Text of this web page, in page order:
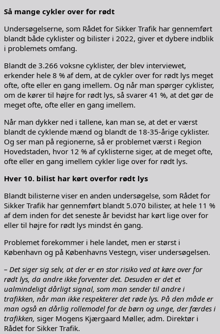
Så mange cykler over for rødt
Undersøgelserne, som Rådet for Sikker Trafik har gennemført
blandt både cyklister og bilister i 2022, giver et dybere indblik
i problemets omfang.
Blandt de 3.266 voksne cyklister, der blev interviewet,
erkender hele 8 % af dem, at de cykler over for rødt lys meget
ofte, ofte eller en gang imellem. Og når man spørger cyklister,
om de kører til højre for rødt lys, så svarer 41 %, at det gør de
meget ofte, ofte eller en gang imellem.
Når man dykker ned i tallene, kan man se, at det er værst
blandt de cyklende mænd og blandt de 18-35-årige cyklister.
Og ser man på regionerne, så er problemet værst i Region
Hovedstaden, hvor 12 % af cyklisterne siger, at de meget ofte,
ofte eller en gang imellem cykler lige over for rødt lys.
Hver 10. bilist har kørt overfor rødt lys
Blandt bilisterne viser en anden undersøgelse, som Rådet for
Sikker Trafik har gennemført blandt 5.070 bilister, at hele 11 %
af dem inden for det seneste år bevidst har kørt lige over for
eller til højre for rødt lys mindst én gang.
Problemet forekommer i hele landet, men er størst i
København og på Københavns Vestegn, viser undersøgelsen.
– Det siger sig selv, at der er en stor risiko ved at køre over for
rødt lys, da andre ikke forventer det. Desuden er det et
ualmindeligt dårligt signal, som man sender til andre i
trafikken, når man ikke respekterer det røde lys. På den måde er
man også en dårlig rollemodel for de børn og unge, der færdes i
trafikken, siger Mogens Kjærgaard Møller, adm. Direktør i
Rådet for Sikker Trafik.